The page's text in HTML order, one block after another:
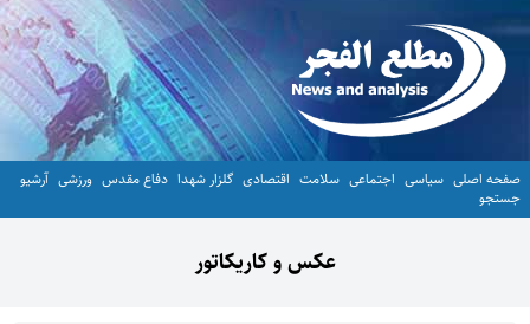
صفحه اصلی سیاسی اجتماعی سلامت اقتصادی گلزار شهدا دفاع مقدس ورزشی آرشیو
جستجو
عکس و کاریکاتور